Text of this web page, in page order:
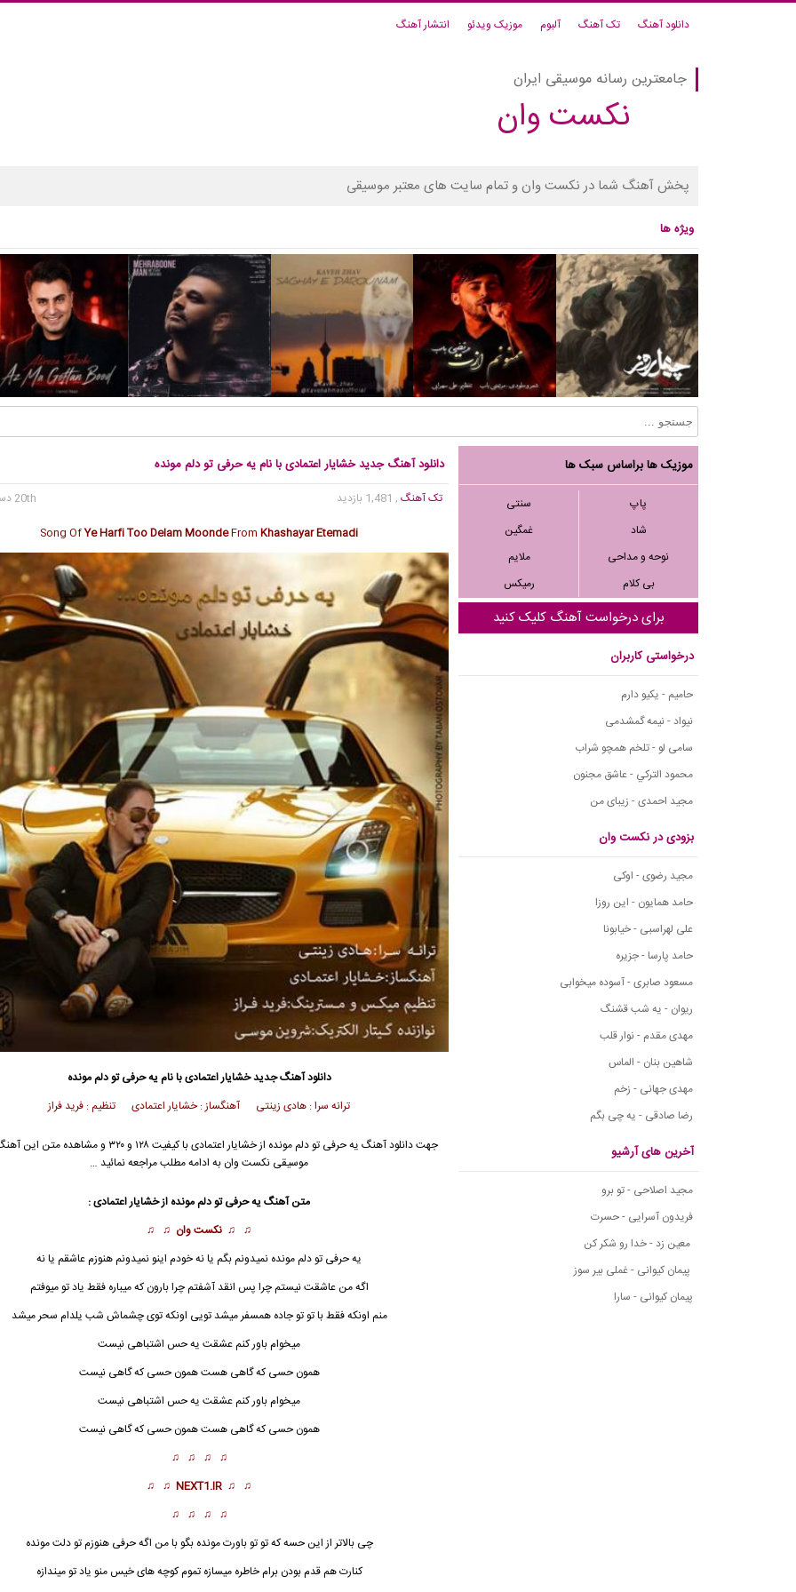
دانلود آهنگ تک آهنگ آلبوم موزیک ویدئو انتشار آهنگ
جامعترین رسانه موسیقی ایران
نکست وان
پخش آهنگ شما در نکست وان و تمام سایت های معتبر موسیقی
ویژه ها
موزیک ها براساس سبک ها
پاپ
سنتی
شاد
غمگین
نوحه و مداحی
ملایم
بی کلام
رمیکس
برای درخواست آهنگ کلیک کنید
درخواستی کاربران
حامیم - یکیو دارم
نیواد - نیمه گمشدمی
سامی لو - تلخم همچو شراب
محمود التركي - عاشق مجنون
مجید احمدی - زیبای من
بزودی در نکست وان
مجید رضوی - اوکی
حامد همایون - این روزا
علی لهراسبی - خیابونا
حامد پارسا - جزیره
مسعود صابری - آسوده میخوابی
ریوان - یه شب قشنگ
مهدی مقدم - نوار قلب
شاهین بنان - الماس
مهدی جهانی - زخم
رضا صادقی - یه چی بگم
آخرین های آرشیو
مجید اصلاحی - تو برو
فریدون آسرایی - حسرت
معین زد - خدا رو شکر کن
پیمان کیوانی - غملی بیر سوز
پیمان کیوانی - سارا
دانلود آهنگ جدید خشایار اعتمادی با نام یه حرفی تو دلم مونده
تک آهنگ, 1,481 بازدید
20th دسامبر 2017
Song OfYe Harfi Too Delam MoondeFromKhashayar Etemadi
دانلود آهنگ جدیدخشایار اعتمادی با نام یه حرفی تو دلم مونده
ترانه سرا : هادی زینتی آهنگساز : خشایار اعتمادی تنظیم : فرید فراز
جهت دانلود آهنگ یه حرفی تو دلم مونده از خشایار اعتمادی با کیفیت ۱۲۸ و
موسیقی نکست وان به ادامه مطلب مراجعه نمائید …
متن آهنگ یه حرفی تو دلم مونده از خشایار اعتمادی :
♫ ♫ نکست وان ♫ ♫
یه حرفی تو دلم مونده نمیدونم بگم یا نه خودم اینو نمیدونم هنوزم عاشقم یا نه
اگه من عاشقت نیستم چرا پس انقد آشفتم چرا بارون که میباره فقط یاد تو میوفتم
منم اونکه فقط با تو تو جاده همسفر میشد تویی اونکه توی چشماش شب یلدام سحر میشد
میخوام باور کنم عشقت یه حس اشتباهی نیست
همون حسی که گاهی هست همون حسی که گاهی نیست
میخوام باور کنم عشقت یه حس اشتباهی نیست
همون حسی که گاهی هست همون حسی که گاهی نیست
♫ ♫ ♫ ♫
♫ ♫
NEXT1.IR
♫ ♫
♫ ♫ ♫ ♫
چی بالاتر از این حسه که تو تو باورت مونده بگو با من اگه حرفی هنوزم تودلت مونده
کنارت هم قدم بودن برام خاطره میسازه تموم کوچه های خیس منو یاد تو میندازه